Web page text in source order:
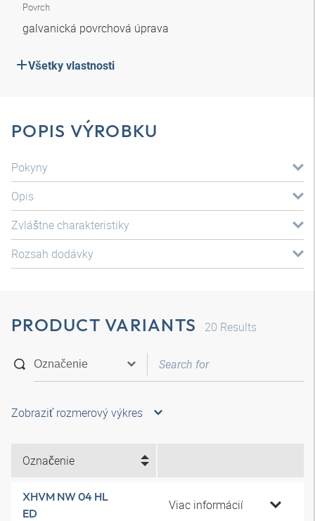
Povrch
galvanická povrchová úprava
Všetky vlastnosti
POPIS VÝROBKU
Pokyny
Opis
Zvláštne charakteristiky
Rozsah dodávky
PRODUCT VARIANTS 20 Results
Zobraziť rozmerový výkres
Označenie
XHVM NW 04 HL
ED
Viac informácií